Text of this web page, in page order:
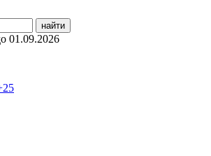
найти
01.09.2026